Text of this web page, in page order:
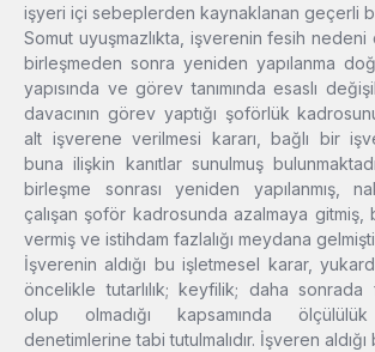
işyeri içi sebeplerden kaynaklanan geçerli
Somut uyuşmazlıkta, işverenin fesih
birleşmeden sonra yeniden yapılanma
yapısında ve görev tanımında esaslı
davacının görev yaptığı şoförlük
alt işverene verilmesi kararı, bağlı bir
buna ilişkin kanıtlar sunulmuş
birleşme sonrası yeniden yapılanmış,
çalışan şoför kadrosunda azalmaya gitmiş,
vermiş ve istihdam fazlalığı meydana
İşverenin aldığı bu işletmesel karar,
öncelikle tutarlılık; keyfilik; daha sonrada
olup olmadığı kapsamında
denetimlerine tabi tutulmalıdır. İşveren aldığı